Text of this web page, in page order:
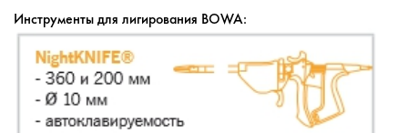
Инструменты для лигирования BOWA: